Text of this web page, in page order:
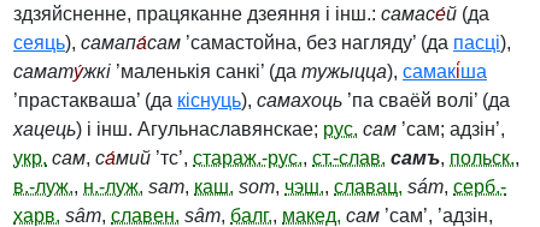
здзяйсненне, працяканне дзеяння і інш.: самасе́й (да
сеяць), самапа́сам ’самастойна, без нагляду’ (да пасці),
самату́жкі ’маленькія санкі’ (да тужыцца), самакі́ша
’прастакваша’ (да кіснуць), самахоць ’па сваёй волі’ (да
хацець) і інш. Агульнаславянскае; рус. сам ’сам; адзін’,
укр. сам, са́мий ’тс’, стараж.-рус., ст.-слав. самъ, польск.,
в.-луж., н.-луж. sam, каш. som, чэш., славац. sám, серб.-
харв. sȃm, славен. sȃm, балг., макед. сам ’сам’, ’адзін,